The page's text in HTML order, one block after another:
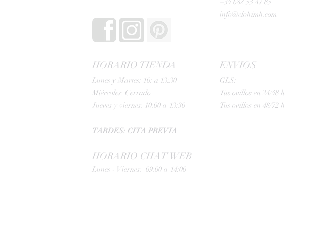
info@clohimh.com
HORARIO TIENDA
Lunes y Martes: 10: a 13:30
Miércoles: Cerrado
Jueves y viernes: 10:00 a 13:30
TARDES: CITA PREVIA
HORARIO CHAT WEB
Lunes - Viernes: 09:00 a 14:00
ENVIOS
GLS:
Tus ovillos en 24/48 h
Tus ovillos en 48/72 h